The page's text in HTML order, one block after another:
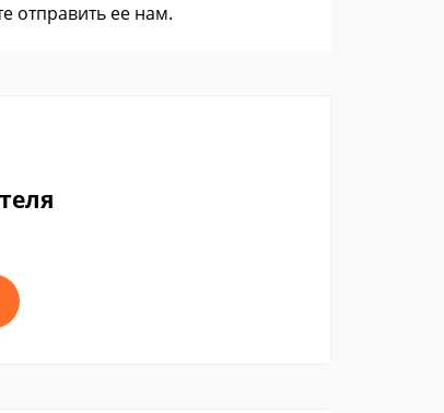
отправить ее нам.